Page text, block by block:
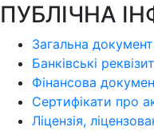
ПУБЛІЧНА
Загальна
Банківські
Фінансова
Сертифікати про
Ліцензія,